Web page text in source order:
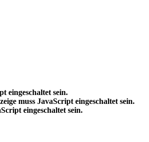
eingeschaltet sein.
muss JavaScript eingeschaltet sein.
eingeschaltet sein.